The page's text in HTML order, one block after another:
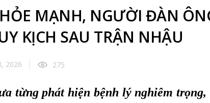
MẠNH, NGƯỜI ĐÀN
KỊCH SAU TRẬN NHẬU
2026 275
từng phát hiện bệnh lý nghiêm